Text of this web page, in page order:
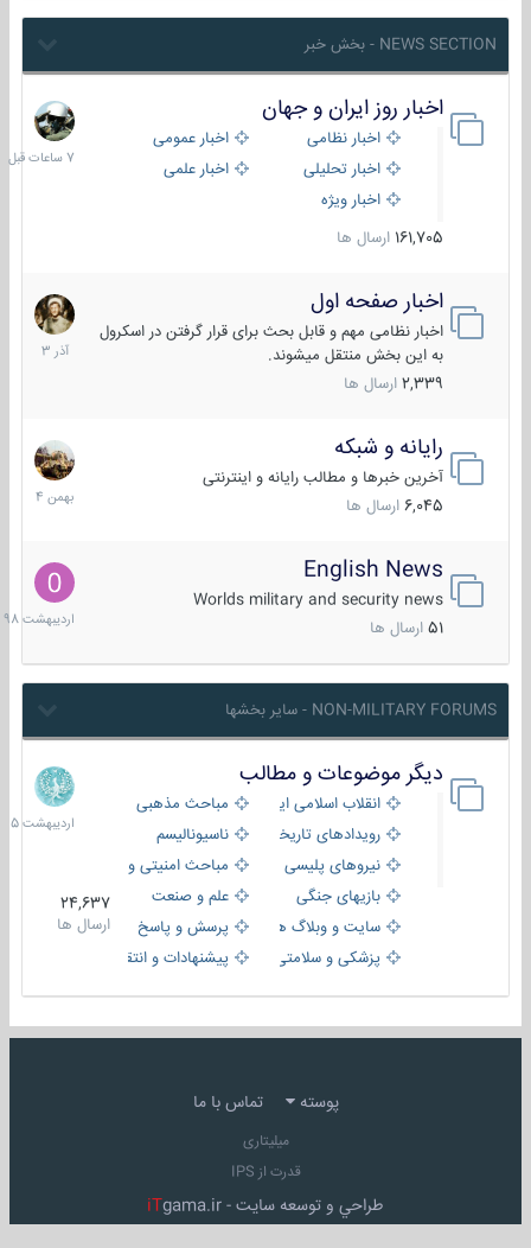
NEWS SECTION - بخش خبر
اخبار روز ایران و جهان
اخبار نظامی
اخبار عمومی
اخبار تحلیلی
اخبار علمی
اخبار ویژه
161,705 ارسال ها
7
ساعات
قبل
اخبار صفحه اول
اخبار نظامی مهم و قابل بحث برای قرار گرفتن در اسکرول
به این بخش منتقل میشوند.
2,339 ارسال ها
7
آذر
1403
رایانه و شبکه
آخرین خبرها و مطالب رایانه و اینترنتی
6,045 ارسال ها
30
بهمن
1404
English News
Worlds military and security news
51 ارسال ها
10
1398
NON-MILITARY FORUMS - سایر بخشها
دیگر موضوعات و مطالب
انقلاب اسلامی ایران
مباحث مذهبی
رویدادهای تاریخی و مذهبیناسیونالیسم
نیروهای پلیسی
مباحث امنیتی و اطلاعاتی
بازیهای جنگی
علم و صنعت
سایت و وبلاگ ها
پرسش و پاسخ
پزشکی و سلامتی
پیشنهادات و انتقادات
24,637
ارسال ها
8
1405
پوسته تماس با ما
میلیتاری
قدرت از IPS
طراحي و توسعه سايت - iTgama.ir